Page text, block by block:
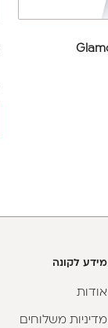
מידע לקונה
אודות
מדיניות משלוחים